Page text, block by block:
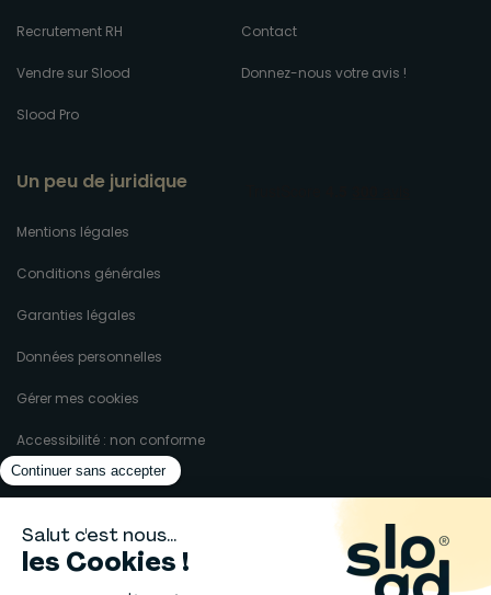
Recrutement RH
Vendre sur Slood
Slood Pro
Contact
Donnez-nous votre avis !
Un peu de juridique
Mentions légales
Conditions générales
Garanties légales
Données personnelles
Gérer mes cookies
Accessibilité : non conforme